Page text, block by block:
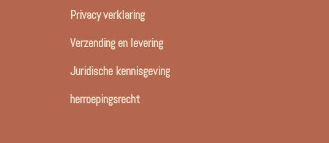
Privacy verklaring
Verzending en levering
Juridische kennisgeving
herroepingsrecht